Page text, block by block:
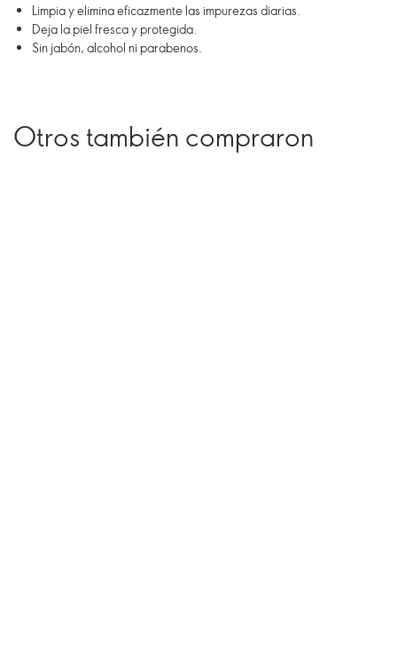
Limpia y elimina eficazmente las impurezas diarias.
Deja la piel fresca y protegida.
Sin jabón, alcohol ni parabenos.
Otros también compraron